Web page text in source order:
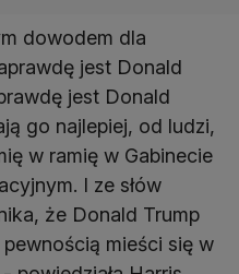
dowodem dla
jest Donald
jest Donald
go najlepiej, od ludzi,
w ramię w Gabinecie
I ze słów
że Donald Trump
mieści się w